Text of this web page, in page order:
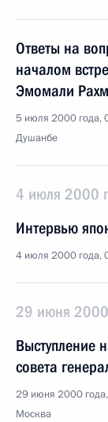
Ответы на
началом
Эмомали
5 июля 2000 года,
Душанбе
4 июля 2000
Интервью
4 июля 2000 года,
29 июня 2000
Выступление
совета
29 июня 2000
Москва